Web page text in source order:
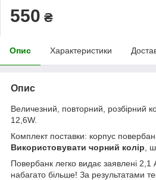
550 ₴
Опис Характеристики
Опис
Величезний, повторний, розбірний
12,6W.
Комплект поставки: корпус
Використовувати чорний колір ,
Повербанк легко видає заявлені
набагато більше! За результатами